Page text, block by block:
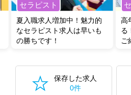
セラピスト
夏入職求人増加中！魅力的
なセラピスト求人は早いも
の勝ちです！
高
る
ご
保存した求人
0件